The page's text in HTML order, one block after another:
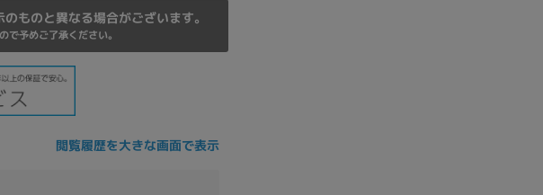
ものと異なる場合がございます。
予めご了承ください。
閲覧履歴を大きな画面で表示